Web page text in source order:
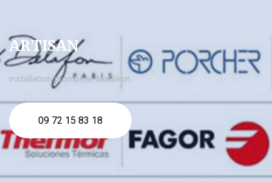
ARTISAN
installation plomberie Mauléon
09 72 15 83 18